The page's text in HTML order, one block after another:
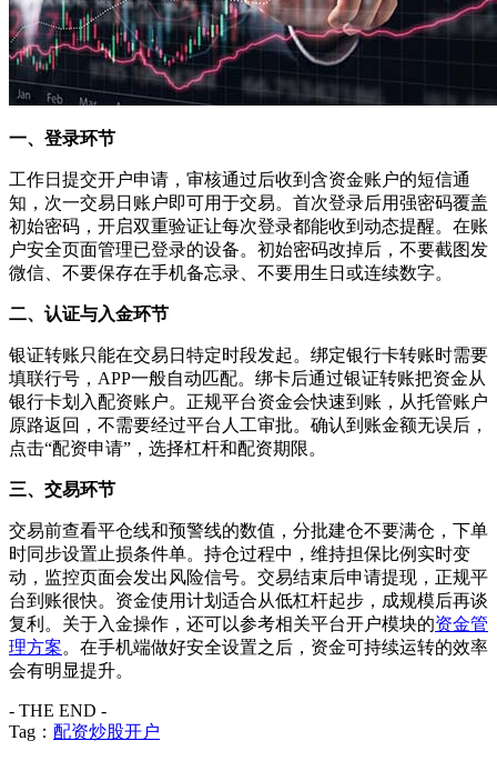
一、登录环节
工作日提交开户申请，审核通过后收到含资金账户的短信通
知，次一交易日账户即可用于交易。首次登录后用强密码覆盖
初始密码，开启双重验证让每次登录都能收到动态提醒。在账
户安全页面管理已登录的设备。初始密码改掉后，不要截图发
微信、不要保存在手机备忘录、不要用生日或连续数字。
二、认证与入金环节
银证转账只能在交易日特定时段发起。绑定银行卡转账时需要
填联行号，APP一般自动匹配。绑卡后通过银证转账把资金从
银行卡划入配资账户。正规平台资金会快速到账，从托管账户
原路返回，不需要经过平台人工审批。确认到账金额无误后，
点击“配资申请”，选择杠杆和配资期限。
三、交易环节
交易前查看平仓线和预警线的数值，分批建仓不要满仓，下单
时同步设置止损条件单。持仓过程中，维持担保比例实时变
动，监控页面会发出风险信号。交易结束后申请提现，正规平
台到账很快。资金使用计划适合从低杠杆起步，成规模后再谈
复利。关于入金操作，还可以参考相关平台开户模块的资金管
理方案。在手机端做好安全设置之后，资金可持续运转的效率
会有明显提升。
- THE END -
Tag： 配资炒股开户